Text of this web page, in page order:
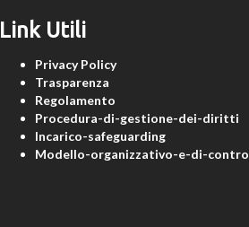
Link Utili
Privacy Policy
Trasparenza
Regolamento
Procedura-di-gestione-dei-diritti
Incarico-safeguarding
Modello-organizzativo-e-di-